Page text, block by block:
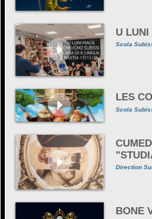
U LUNI
Scola
LES
Scola
Direction
BONE